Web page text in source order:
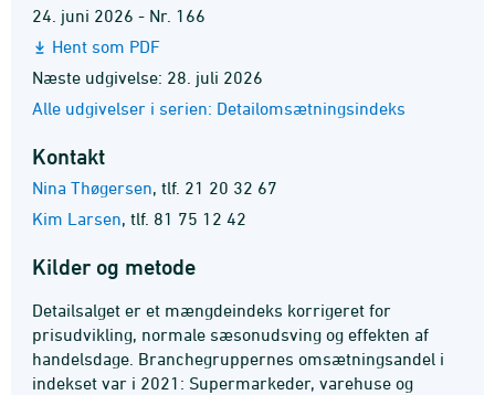
24. juni 2026 - Nr. 166
Hent som PDF
Næste udgivelse: 28. juli 2026
Alle udgivelser i serien: Detailomsætningsindeks
Kontakt
Nina Thøgersen, tlf. 21 20 32 67
Kim Larsen, tlf. 81 75 12 42
Kilder og metode
Detailsalget er et mængdeindeks korrigeret for
prisudvikling, normale sæsonudsving og effekten af
handelsdage. Branchegruppernes omsætningsandel i
indekset var i 2021: Supermarkeder, varehuse og